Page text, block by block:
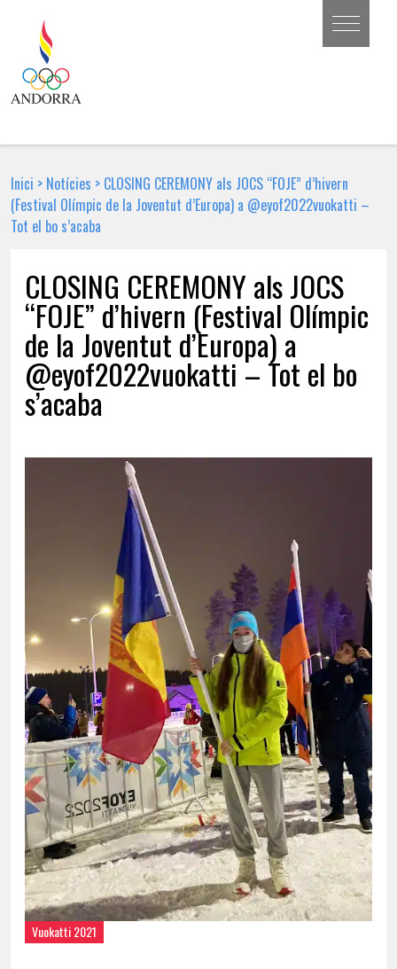
Inici > Notícies > CLOSING CEREMONY als JOCS “FOJE” d’hivern
(Festival Olímpic de la Joventut d’Europa) a @eyof2022vuokatti –
Tot el bo s’acaba
CLOSING CEREMONY als JOCS
“FOJE” d’hivern (Festival Olímpic
de la Joventut d’Europa) a
@eyof2022vuokatti – Tot el bo
s’acaba
Vuokatti 2021